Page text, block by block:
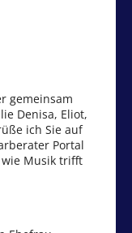
gemeinsam
Denisa, Eliot,
ich Sie auf
Portal
Musik trifft